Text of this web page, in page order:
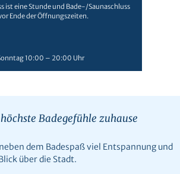
ist eine Stunde und Bade-/Saunaschluss
Ende der Öffnungszeiten.
10:00 – 20:00 Uhr
Badegefühle zuhause
dem Badespaß viel Entspannung und
über die Stadt.